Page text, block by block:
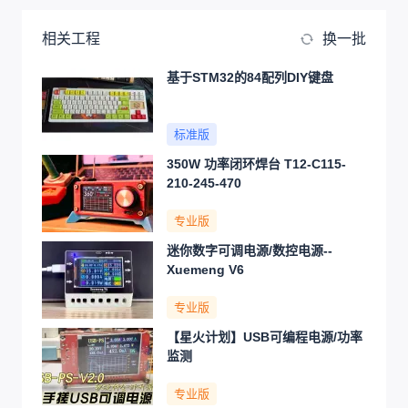
相关工程 换一批
基于STM32的84配列DIY键盘
标准版
350W 功率闭环焊台 T12-C115-
210-245-470
专业版
迷你数字可调电源/数控电源--
Xuemeng V6
专业版
【星火计划】USB可编程电源/功率
监测
专业版